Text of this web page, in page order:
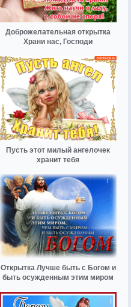
Доброжелательная открытка
Храни нас, Господи
Пусть этот милый ангелочек
хранит тебя
Открытка Лучше быть с Богом и
быть осужденным этим миром